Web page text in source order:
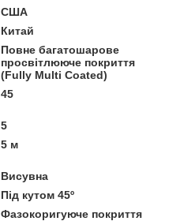
США
Китай
Повне багатошарове
просвітлююче покриття
(Fully Multi Coated)
45
5
5 м
Висувна
Під кутом 45º
Фазокоригуюче покриття